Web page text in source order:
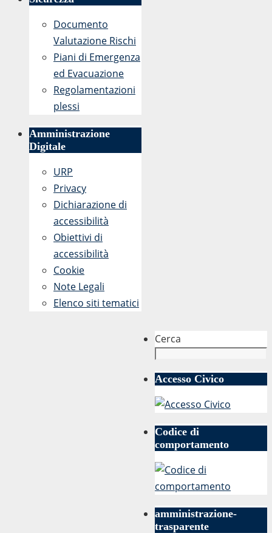
Documento
Valutazione Rischi
Piani di Emergenza
ed Evacuazione
Regolamentazioni
plessi
Amministrazione
Digitale
URP
Privacy
Dichiarazione di
accessibilità
Obiettivi di
accessibilità
Cookie
Note Legali
Elenco siti tematici
Cerca
Accesso Civico
Codice di
comportamento
amministrazione-
trasparente